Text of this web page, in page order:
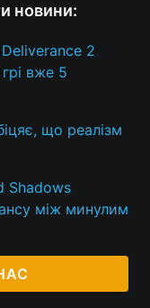
новини:
2
вже 5
що реалізм
Shadows
між минулим